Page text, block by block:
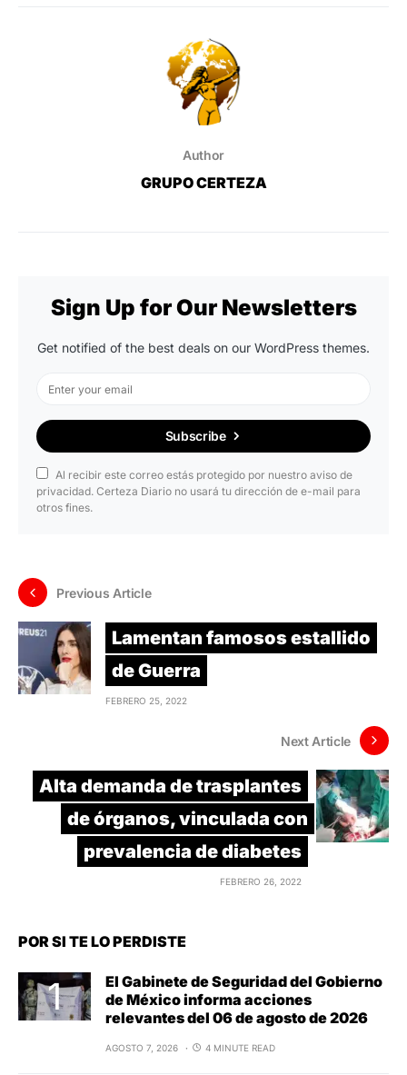
Author
GRUPO CERTEZA
Sign Up for Our Newsletters
Get notified of the best deals on our WordPress themes.
Subscribe
Al recibir este correo estás protegido por nuestro aviso de
privacidad. Certeza Diario no usará tu dirección de e-mail para
otros fines.
Previous Article
Lamentan famosos estallido
de Guerra
FEBRERO 25, 2022
Next Article
Alta demanda de trasplantes
de órganos, vinculada con
prevalencia de diabetes
FEBRERO 26, 2022
POR SI TE LO PERDISTE
El Gabinete de Seguridad del Gobierno
de México informa acciones
relevantes del 06 de agosto de 2026
AGOSTO 7, 2026 4 MINUTE READ